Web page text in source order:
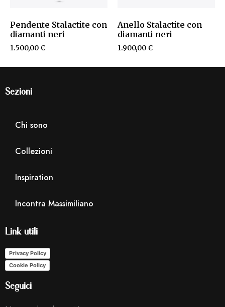
Pendente Stalactite con
diamanti neri
1.500,00€
Anello Stalactite con
diamanti neri
1.900,00€
Sezioni
Chi sono
Collezioni
Inspiration
Incontra Massimiliano
Link utili
Privacy Policy
Cookie Policy
Seguici